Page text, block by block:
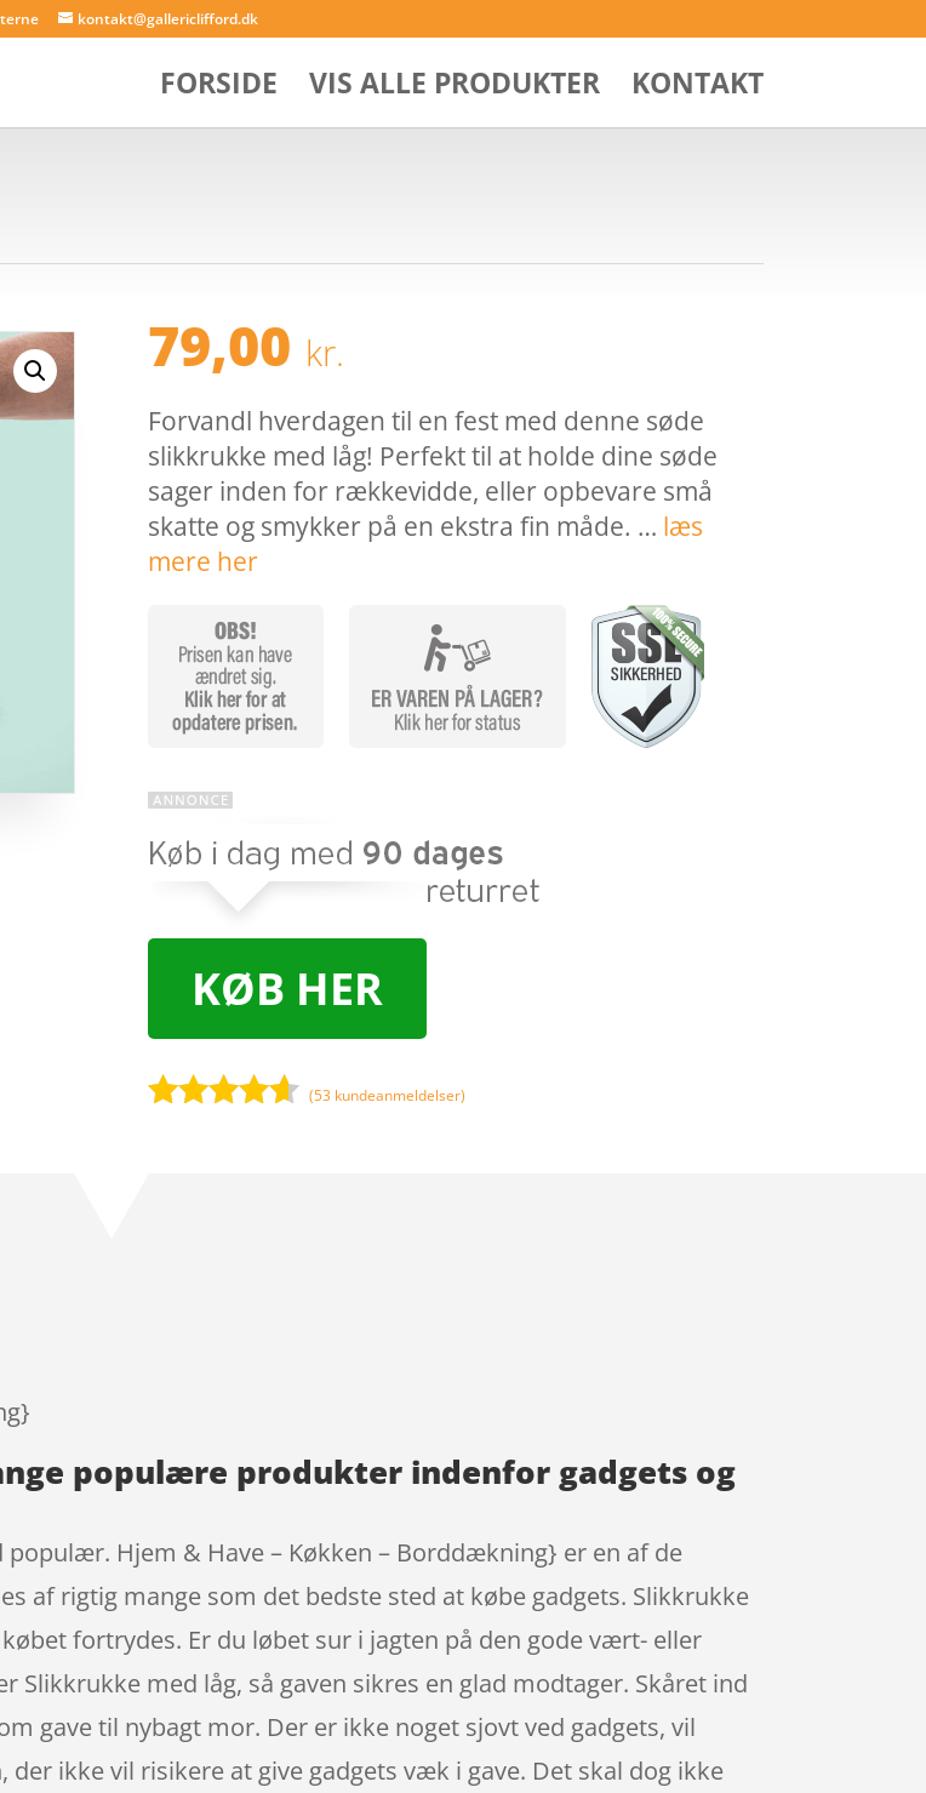
kontakt@gallericlifford.dk
FORSIDE VIS ALLE PRODUKTER KONTAKT
79,00 kr.
Forvandl hverdagen til en fest med denne søde
slikkrukke med låg! Perfekt til at holde dine søde
sager inden for rækkevidde, eller opbevare små
skatte og smykker på en ekstra fin måde. … læs
mere her
KØB HER
(53 kundeanmeldelser)
populære produkter indenfor gadgets og
Hjem & Have – Køkken – Borddækning} er en af de
af rigtig mange som det bedste sted at købe gadgets. Slikkrukke
fortrydes. Er du løbet sur i jagten på den gode vært- eller
med låg, så gaven sikres en glad modtager. Skåret ind
gave til nybagt mor. Der er ikke noget sjovt ved gadgets, vil
ikke vil risikere at give gadgets væk i gave. Det skal dog ikke